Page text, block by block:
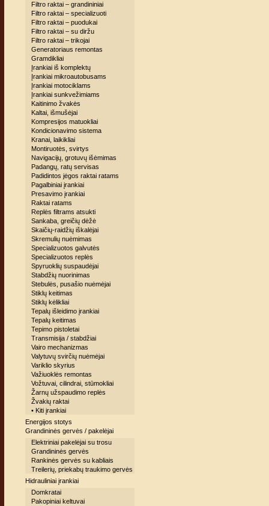
Filtro raktai – grandininiai
Filtro raktai – specializuoti
Filtro raktai – puodukai
Filtro raktai – su diržu
Filtro raktai – trikojai
Generatoriaus remontas
Gramdikliai
Įrankiai iš komplektų
Įrankiai mikroautobusams
Įrankiai motociklams
Įrankiai sunkvežimiams
Kaitinimo žvakės
Kaltai, išmušėjai
Kompresijos matuokliai
Kondicionavimo sistema
Kranai, laikikliai
Montiruotės, svirtys
Navigacijų, grotuvų išėmimas
Padangų, ratų servisas
Padidintos jėgos raktai ratams
Pagalbiniai įrankiai
Presavimo įrankiai
Raktai ratams
Replės filtrams atsukti
Sankaba, greičių dėžė
Skaičių-raidžių iškalėjai
Skremulių nuėmimas
Specializuotos galvutės
Specializuotos replės
Spyruoklių suspaudėjai
Stabdžių nuorinimas
Stebulės, pusašio nuėmėjai
Stiklų keitimas
Stiklų kėlikliai
Tepalų išleidimo įrankiai
Tepalų keitimas
Tepimo pistoletai
Transmisija / stabdžiai
Vairo mechanizmas
Valytuvų svirčių nuėmėjai
Variklio skyrius
Važiuoklės remontas
Vožtuvai, cilindrai, stūmokliai
Žarnų užspaudimo replės
Žvakių raktai
• Kiti įrankiai
Energijos stotys
Grandininės gervės / pakelėjai
Elektriniai pakelėjai su trosu
Grandininės gervės
Rankinės gervės su kabliais
Treilerių, priekabų traukimo gervės
Hidrauliniai įrankiai
Domkratai
Pakopiniai keltuvai